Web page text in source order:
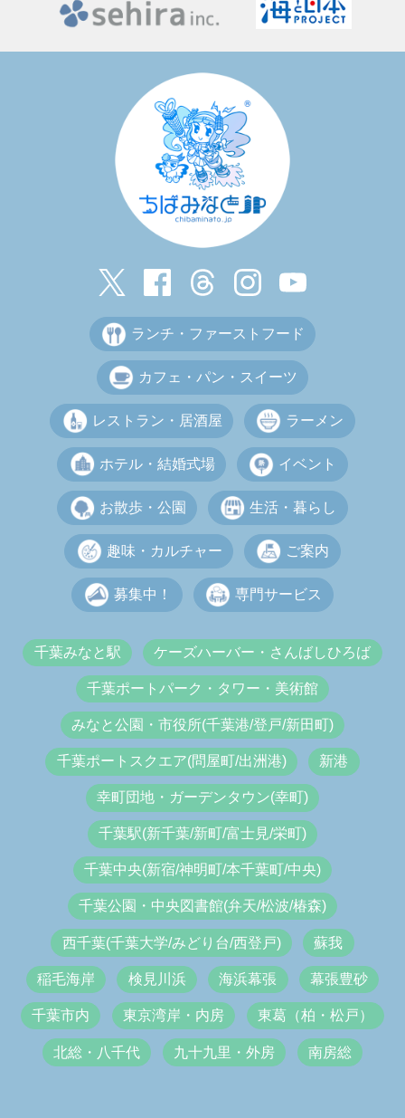
ランチ・ファーストフード
カフェ・パン・スイーツ
レストラン・居酒屋 ラーメン
ホテル・結婚式場 イベント
お散歩・公園 生活・暮らし
趣味・カルチャー ご案内
募集中！ 専門サービス
千葉みなと駅 ケーズハーバー・さんばしひろば
千葉ポートパーク・タワー・美術館
みなと公園・市役所(千葉港/登戸/新田町)
千葉ポートスクエア(問屋町/出洲港) 新港
幸町団地・ガーデンタウン(幸町)
千葉駅(新千葉/新町/富士見/栄町)
千葉中央(新宿/神明町/本千葉町/中央)
千葉公園・中央図書館(弁天/松波/椿森)
西千葉(千葉大学/みどり台/西登戸) 蘇我
稲毛海岸 検見川浜 海浜幕張 幕張豊砂
千葉市内 東京湾岸・内房 東葛（柏・松戸）
北総・八千代 九十九里・外房 南房総